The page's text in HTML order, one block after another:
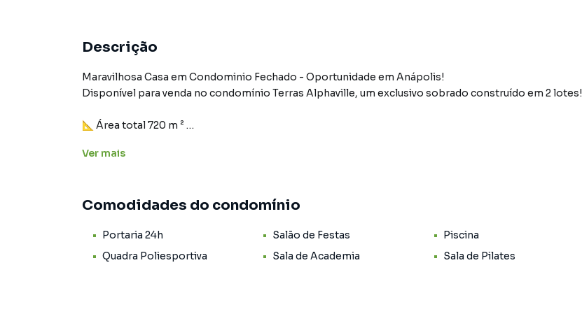
Descrição
Maravilhosa Casa em Condominio Fechado - Oportunidade em Anápolis!
Disponível para venda no condomínio Terras Alphaville, um exclusivo sobrado construído em 2 lotes!
📐 Área total 720 m ²
* Banheiro social;
* Homme cinema
* 1 Despensa para cozinha;
Ver mais
Comodidades do condomínio
Portaria 24h Salão de Festas
Piscina
Quadra Poliesportiva
Sala de Academia Sala de Pilates